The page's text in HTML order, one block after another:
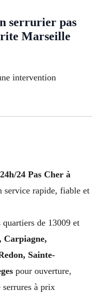
serrurier pas
Marseille
intervention
24 Pas Cher à
service rapide, fiable et
de 13009 et
Carpiagne,
Sainte-
pour ouverture,
serrures à prix